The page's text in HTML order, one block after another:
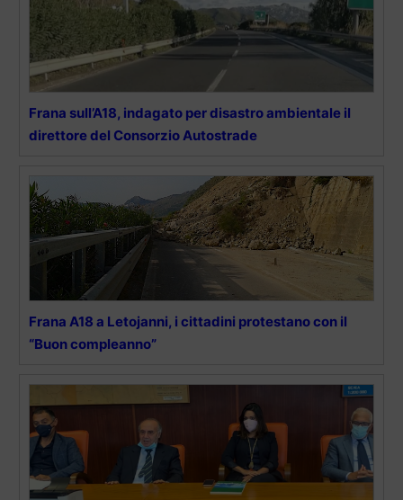
Frana sull’A18, indagato per disastro ambientale il
direttore del Consorzio Autostrade
Frana A18 a Letojanni, i cittadini protestano con il
“Buon compleanno”